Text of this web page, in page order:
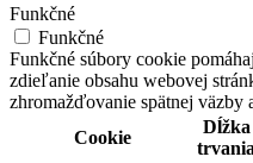
Funkčné
Funkčné
Funkčné súbory cookie
zdieľanie obsahu webovej
zhromažďovanie spätnej väzby
Cookie
Dĺžka
trvania